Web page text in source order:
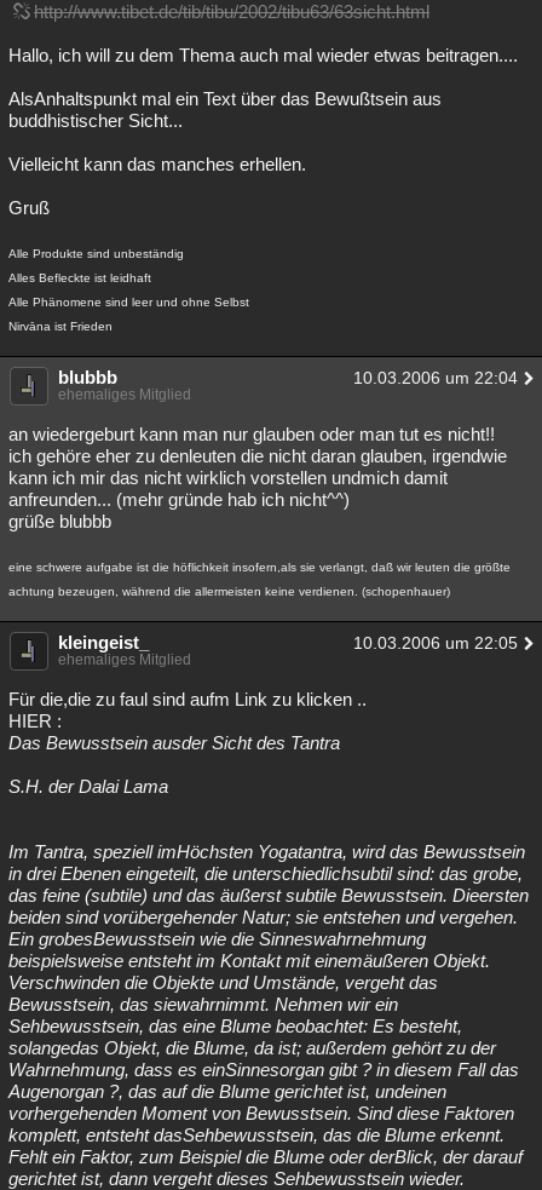
http://www.tibet.de/tib/tibu/2002/tibu63/63sicht.html
Hallo, ich will zu dem Thema auch mal wieder etwas beitragen....
AlsAnhaltspunkt mal ein Text über das Bewußtsein aus
buddhistischer Sicht...
Vielleicht kann das manches erhellen.
Gruß
Alle Produkte sind unbeständig
Alles Befleckte ist leidhaft
Alle Phänomene sind leer und ohne Selbst
Nirvāna ist Frieden
blubbb 10.03.2006 um 22:04
ehemaliges Mitglied
an wiedergeburt kann man nur glauben oder man tut es nicht!!
ich gehöre eher zu denleuten die nicht daran glauben, irgendwie
kann ich mir das nicht wirklich vorstellen undmich damit
anfreunden... (mehr gründe hab ich nicht^^)
grüße blubbb
eine schwere aufgabe ist die höflichkeit insofern,als sie verlangt, daß wir leuten die größte
achtung bezeugen, während die allermeisten keine verdienen. (schopenhauer)
kleingeist_ 10.03.2006 um 22:05
ehemaliges Mitglied
Für die,die zu faul sind aufm Link zu klicken ..
HIER :
Das Bewusstsein ausder Sicht des Tantra
S.H. der Dalai Lama
Im Tantra, speziell imHöchsten Yogatantra, wird das Bewusstsein
in drei Ebenen eingeteilt, die unterschiedlichsubtil sind: das grobe,
das feine (subtile) und das äußerst subtile Bewusstsein. Dieersten
beiden sind vorübergehender Natur; sie entstehen und vergehen.
Ein grobesBewusstsein wie die Sinneswahrnehmung
beispielsweise entsteht im Kontakt mit einemäußeren Objekt.
Verschwinden die Objekte und Umstände, vergeht das
Bewusstsein, das siewahrnimmt. Nehmen wir ein
Sehbewusstsein, das eine Blume beobachtet: Es besteht,
solangedas Objekt, die Blume, da ist; außerdem gehört zu der
Wahrnehmung, dass es einSinnesorgan gibt ? in diesem Fall das
Augenorgan ?, das auf die Blume gerichtet ist, undeinen
vorhergehenden Moment von Bewusstsein. Sind diese Faktoren
komplett, entsteht dasSehbewusstsein, das die Blume erkennt.
Fehlt ein Faktor, zum Beispiel die Blume oder derBlick, der darauf
gerichtet ist, dann vergeht dieses Sehbewusstsein wieder.